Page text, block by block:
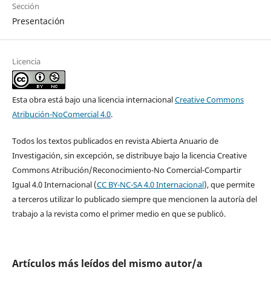
Sección
Presentación
Licencia
Esta obra está bajo una licencia internacionalCreative Commons
Atribución-NoComercial 4.0.
Todos los textos publicados en revista Abierta Anuario de
Investigación, sin excepción, se distribuye bajo la licencia Creative
Commons Atribución/Reconocimiento-No Comercial-Compartir
Igual 4.0 Internacional (CC BY-NC-SA 4.0 Internacional), que permite
a terceros utilizar lo publicado siempre que mencionen la autoría del
trabajo a la revista como el primer medio en que se publicó.
Artículos más leídos del mismo autor/a